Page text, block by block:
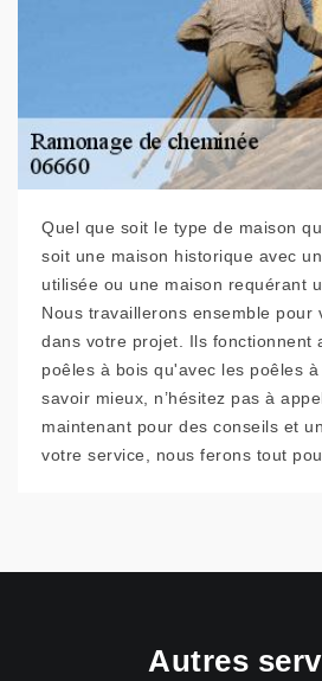
Quel que soit le type de maison
soit une maison historique avec
utilisée ou une maison requérant
Nous travaillerons ensemble pour
dans votre projet. Ils fonctionnent
poêles à bois qu'avec les poêles
savoir mieux, n’hésitez pas à
maintenant pour des conseils et
votre service, nous ferons tout
Autres